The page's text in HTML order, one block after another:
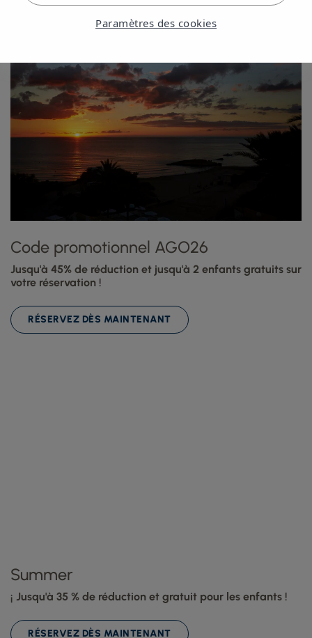
Code promotionnel AGO26
Jusqu'à 45% de réduction et jusqu'à 2 enfants gratuits sur
votre réservation !
RÉSERVEZ DÈS MAINTENANT
Summer
¡ Jusqu'à 35 % de réduction et gratuit pour les enfants !
RÉSERVEZ DÈS MAINTENANT
Paramètres des cookies